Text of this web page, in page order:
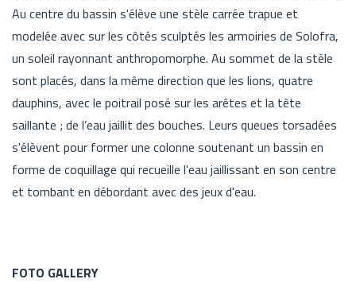
Au centre du bassin s'élève une stèle carrée trapue et
modelée avec sur les côtés sculptés les armoiries de Solofra,
un soleil rayonnant anthropomorphe. Au sommet de la stèle
sont placés, dans la même direction que les lions, quatre
dauphins, avec le poitrail posé sur les arêtes et la tête
saillante ; de l’eau jaillit des bouches. Leurs queues torsadées
s'élèvent pour former une colonne soutenant un bassin en
forme de coquillage qui recueille l'eau jaillissant en son centre
et tombant en débordant avec des jeux d'eau.
FOTO GALLERY